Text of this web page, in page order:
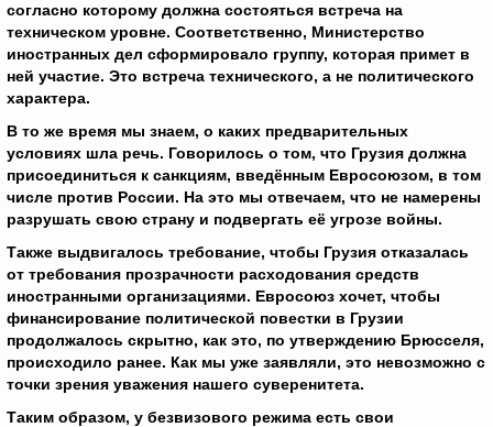
согласно которому должна состояться встреча на
техническом уровне. Соответственно, Министерство
иностранных дел сформировало группу, которая примет в
ней участие. Это встреча технического, а не политического
характера.
В то же время мы знаем, о каких предварительных
условиях шла речь. Говорилось о том, что Грузия должна
присоединиться к санкциям, введённым Евросоюзом, в том
числе против России. На это мы отвечаем, что не намерены
разрушать свою страну и подвергать её угрозе войны.
Также выдвигалось требование, чтобы Грузия отказалась
от требования прозрачности расходования средств
иностранными организациями. Евросоюз хочет, чтобы
финансирование политической повестки в Грузии
продолжалось скрытно, как это, по утверждению Брюсселя,
происходило ранее. Как мы уже заявляли, это невозможно с
точки зрения уважения нашего суверенитета.
Таким образом, у безвизового режима есть свои